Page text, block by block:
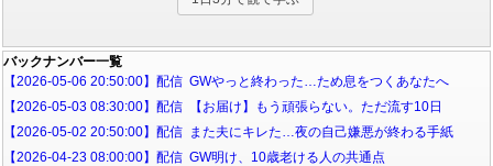
バックナンバー一覧
【2026-05-06 20:50:00】配信 GWやっと終わった…ため息をつくあなたへ
【2026-05-03 08:30:00】配信 【お届け】もう頑張らない。ただ流す10日
【2026-05-02 20:50:00】配信 また夫にキレた…夜の自己嫌悪が終わる手紙
【2026-04-23 08:00:00】配信 GW明け、10歳老ける人の共通点